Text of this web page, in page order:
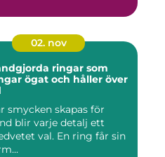
02. nov
ringar som
ögat och håller över
smycken skapas för
blir varje detalj ett
val. En ring får sin